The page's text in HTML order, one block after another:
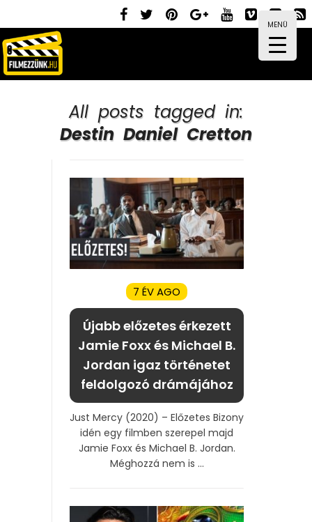
MENÜ
All posts tagged in:
Destin Daniel Cretton
7 ÉV AGO
Újabb előzetes érkezett
Jamie Foxx és Michael B.
Jordan igaz történetet
feldolgozó drámájához
Just Mercy (2020) – Előzetes Bizony
idén egy filmben szerepel majd
Jamie Foxx és Michael B. Jordan.
Méghozzá nem is ...